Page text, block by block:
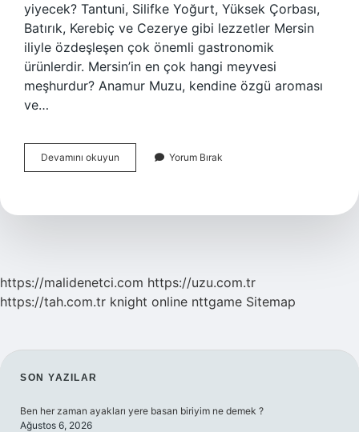
yiyecek? Tantuni, Silifke Yoğurt, Yüksek Çorbası,
Batırık, Kerebiç ve Cezerye gibi lezzetler Mersin
iliyle özdeşleşen çok önemli gastronomik
ürünlerdir. Mersin’in en çok hangi meyvesi
meşhurdur? Anamur Muzu, kendine özgü aroması
ve…
Devamını okuyun Mersinin
Meşhur
Yorum Bırak
https://malidenetci.com https://uzu.com.tr
https://tah.com.tr knight online nttgame Sitemap
SIDEBAR
SON YAZILAR
Ben her zaman ayakları yere basan biriyim ne demek ?
Ağustos 6, 2026